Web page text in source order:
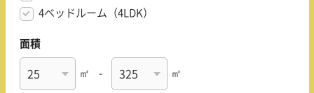
4ベッドルーム（4LDK）
面積
㎡ - ㎡